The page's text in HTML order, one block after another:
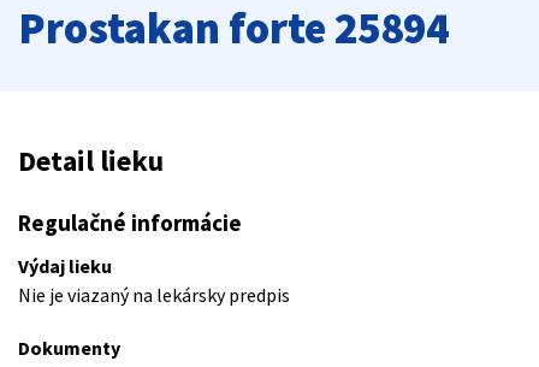
Prostakan forte 25894
Detail lieku
Regulačné informácie
Výdaj lieku
Nie je viazaný na lekársky predpis
Dokumenty